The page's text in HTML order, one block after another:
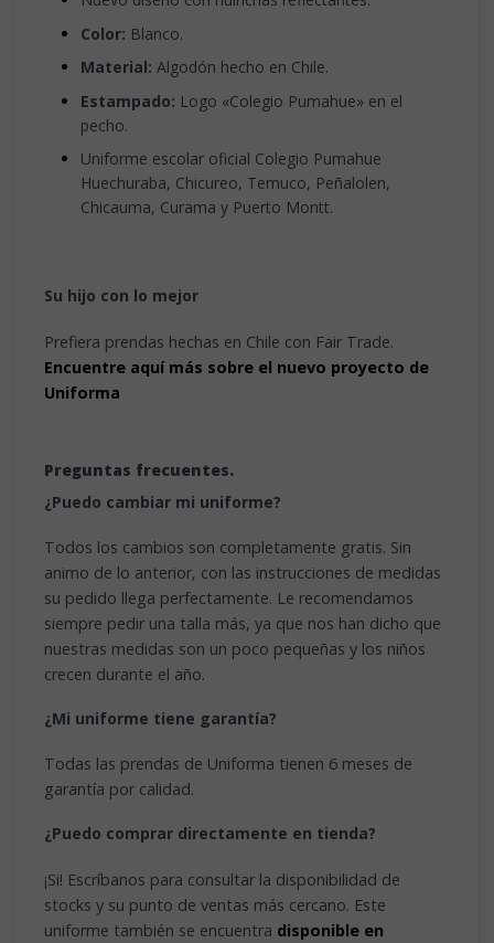
Color: Blanco.
Material: Algodón hecho en Chile.
Estampado: Logo «Colegio Pumahue» en el
pecho.
Uniforme escolar oficial Colegio Pumahue
Huechuraba, Chicureo, Temuco, Peñalolen,
Chicauma, Curama y Puerto Montt.
Su hijo con lo mejor
Prefiera prendas hechas en Chile con Fair Trade.
Encuentre aquí más sobre el nuevo proyecto de
Uniforma
Preguntas frecuentes.
¿Puedo cambiar mi uniforme?
Todos los cambios son completamente gratis. Sin
animo de lo anterior, con las instrucciones de medidas
su pedido llega perfectamente. Le recomendamos
siempre pedir una talla más, ya que nos han dicho que
nuestras medidas son un poco pequeñas y los niños
crecen durante el año.
¿Mi uniforme tiene garantía?
Todas las prendas de Uniforma tienen 6 meses de
garantía por calidad.
¿Puedo comprar directamente en tienda?
¡Si! Escríbanos para consultar la disponibilidad de
stocks y su punto de ventas más cercano. Este
uniforme también se encuentra disponible en